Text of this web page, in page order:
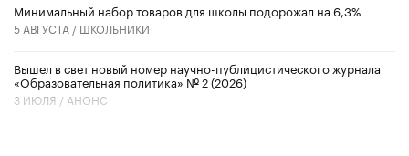
Минимальный набор товаров для школы подорожал на 6,3%
5 АВГУСТА / ШКОЛЬНИКИ
Вышел в свет новый номер научно-публицистического журнала
«Образовательная политика» № 2 (2026)
3 ИЮЛЯ / АНОНС